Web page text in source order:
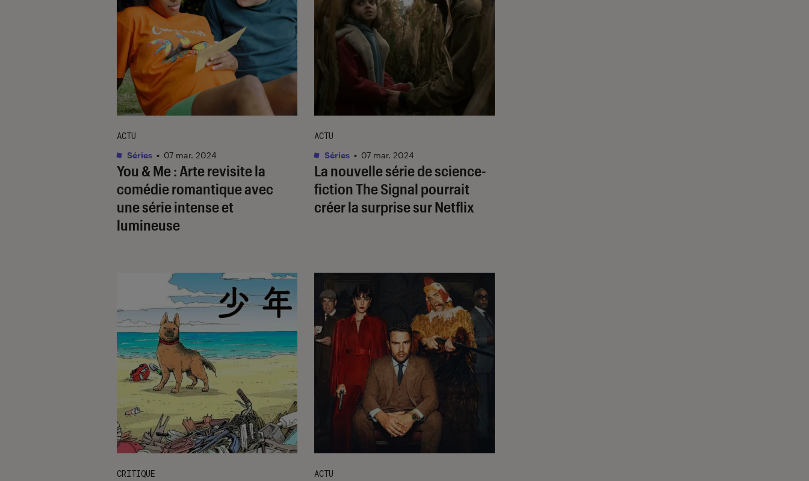
You & Me: Arte revisite la
comédie romantique avec
une série intense et
lumineuse
ACTU
Séries • 07 mar. 2024
La nouvelle série de science-
fictionThe Signal pourrait
créer la surprise sur Netflix
ACTU
Séries • 07 mar. 2024
CRITIQUE ACTU